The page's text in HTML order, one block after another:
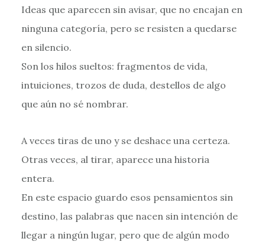
Ideas que aparecen sin avisar, que no encajan en
ninguna categoría, pero se resisten a quedarse
en silencio.
Son los hilos sueltos: fragmentos de vida,
intuiciones, trozos de duda, destellos de algo
que aún no sé nombrar.
A veces tiras de uno y se deshace una certeza.
Otras veces, al tirar, aparece una historia
entera.
En este espacio guardo esos pensamientos sin
destino, las palabras que nacen sin intención de
llegar a ningún lugar, pero que de algún modo